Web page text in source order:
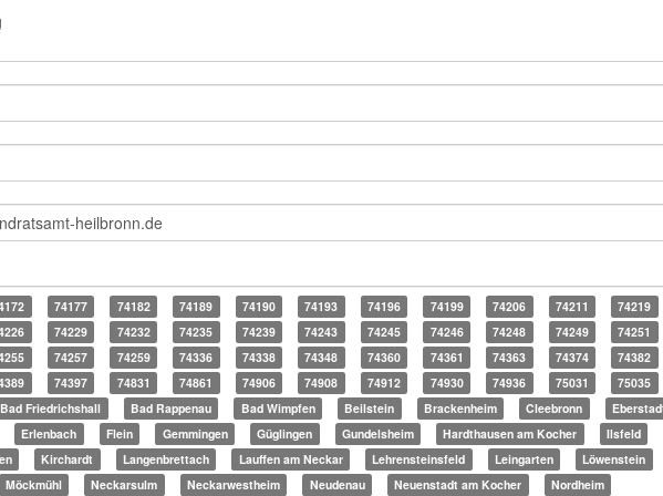
74177 74182 74189 74190 74193 74196 74199 74206 74211
74219
74229 74232 74235 74239 74243 74245 74246 74248 74249
74251
74257 74259 74336 74338 74348 74360 74361 74363 74374
74382
74397 74831 74861 74906 74908 74912 74930 74936 75031
75035
Bad Friedrichshall Bad Rappenau Bad Wimpfen Beilstein Brackenheim Cleebronn
Erlenbach Flein Gemmingen Güglingen Gundelsheim Hardthausen am Kocher
Ilsfeld
Kirchardt Langenbrettach Lauffen am Neckar Lehrensteinsfeld Leingarten
Löwenstein
Möckmühl Neckarsulm Neckarwestheim Neudenau Neuenstadt am Kocher Nordheim